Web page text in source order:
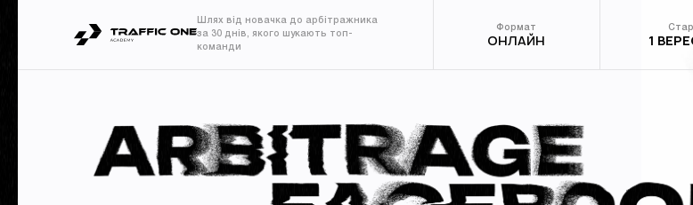
Шлях від новачка до арбітражника
за 30 днів, якого шукають топ-
команди
Формат
ОНЛАЙН 1